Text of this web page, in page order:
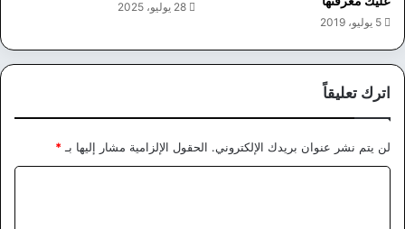
5 يوليو، 2019
28 يوليو، 2025
اترك تعليقاً
لن يتم نشر عنوان بريدك الإلكتروني. الحقول الإلزامية مشار إليها بـ *